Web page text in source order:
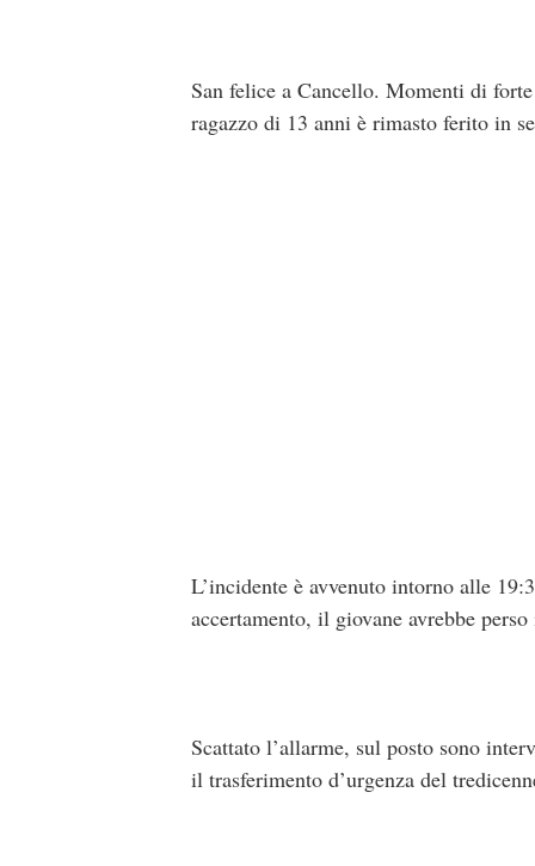
San felice a Cancello. Momenti di
ragazzo di 13 anni è rimasto ferito in
L’incidente è avvenuto intorno alle
accertamento, il giovane avrebbe
Scattato l’allarme, sul posto sono
il trasferimento d’urgenza del